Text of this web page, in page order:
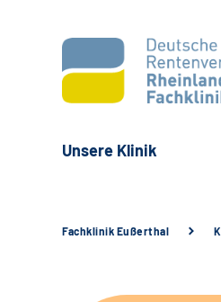
Unsere Klinik
Fachklinik Eußerthal